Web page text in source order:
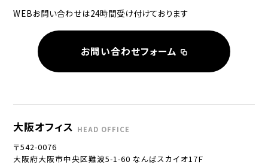
WEBお問い合わせは24時間受け付けております
お問い合わせフォーム
大阪オフィス HEAD OFFICE
〒542-0076
大阪府大阪市中央区難波5-1-60 なんばスカイオ17Ｆ